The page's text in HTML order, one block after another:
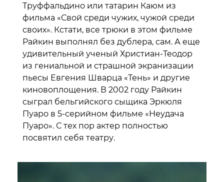
Труффальдино или татарин Каюм из
фильма «Свой среди чужих, чужой среди
своих». Кстати, все трюки в этом фильме
Райкин выполнял без дублера, сам. А еще
удивительный ученый Христиан-Теодор
из гениальной и страшной экранизации
пьесы Евгения Шварца «Тень» и другие
киновоплощения. В 2002 году Райкин
сыграл бельгийского сыщика Эркюля
Пуаро в 5-серийном фильме «Неудача
Пуаро». С тех пор актер полностью
посвятил себя театру.